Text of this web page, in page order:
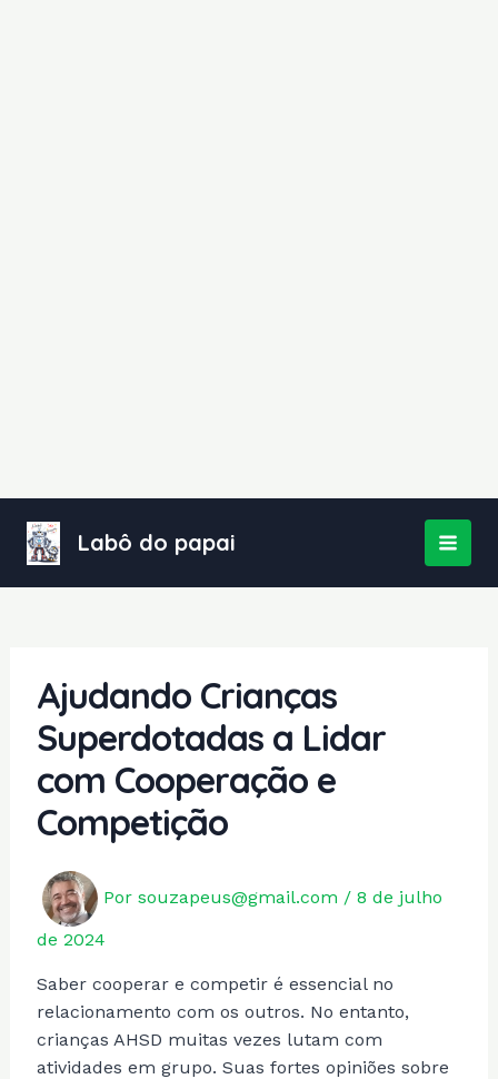
para
conteúdo
Labô do papai
Ajudando Crianças
Superdotadas a Lidar
com Cooperação e
Competição
Por souzapeus@gmail.com / 8 de julho
de 2024
Saber cooperar e competir é essencial no
relacionamento com os outros. No entanto,
crianças AHSD muitas vezes lutam com
atividades em grupo. Suas fortes opiniões sobre